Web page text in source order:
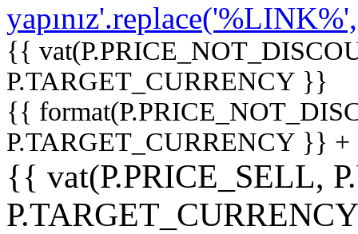
{{
P.TARGET_CURRENCY }}
{{
P.TARGET_CURRENCY }}
{{ vat(P.PRICE_SELL,